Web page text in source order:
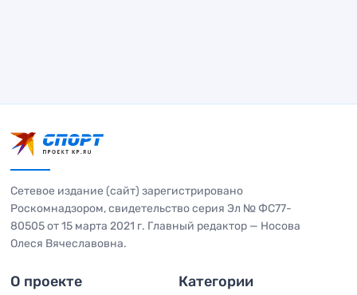
Сетевое издание (сайт) зарегистрировано
Роскомнадзором, свидетельство серия Эл № ФС77-
80505 от 15 марта 2021 г. Главный редактор — Носова
Олеся Вячеславовна.
О проекте Категории